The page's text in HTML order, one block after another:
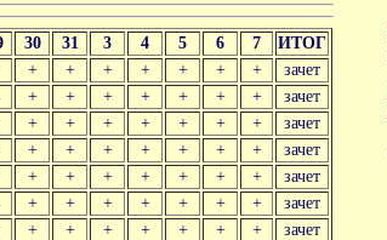
30 31 3 4 5 6 7
ИТОГ
+ + + + + + +
зачет
+ + + + + + +
зачет
+ + + + + + +
зачет
+ + + + + + +
зачет
+ + + + + + +
зачет
+ + + + + + +
зачет
+ + + + + + +
зачет